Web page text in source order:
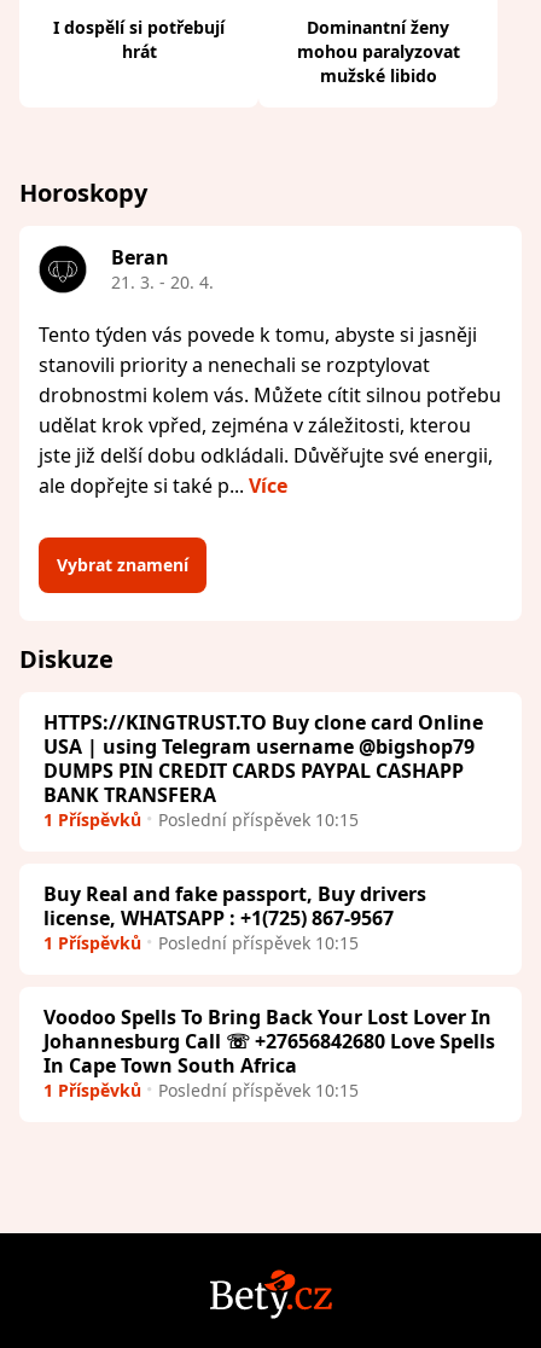
I dospělí si potřebují
hrát
Dominantní ženy
mohou paralyzovat
mužské libido
Horoskopy
Beran
21. 3. - 20. 4.
Tento týden vás povede k tomu, abyste si jasněji
stanovili priority a nenechali se rozptylovat
drobnostmi kolem vás. Můžete cítit silnou potřebu
udělat krok vpřed, zejména v záležitosti, kterou
jste již delší dobu odkládali. Důvěřujte své energii,
ale dopřejte si také p... Více
Vybrat znamení
Diskuze
HTTPS://KINGTRUST.TO Buy clone card Online
USA | using Telegram username @bigshop79
DUMPS PIN CREDIT CARDS PAYPAL CASHAPP
BANK TRANSFERA
1 Příspěvků Poslední příspěvek 10:15
Buy Real and fake passport, Buy drivers
license, WHATSAPP : +1(725) 867-9567
1 Příspěvků Poslední příspěvek 10:15
Voodoo Spells To Bring Back Your Lost Lover In
Johannesburg Call ☏ +27656842680 Love Spells
In Cape Town South Africa
1 Příspěvků Poslední příspěvek 10:15